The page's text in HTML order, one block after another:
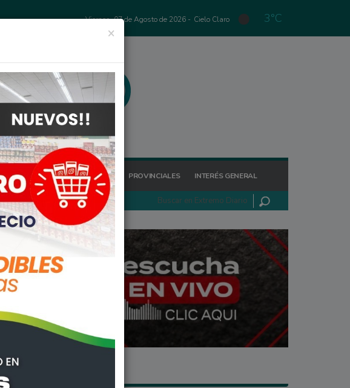
Viernes, 07 de Agosto de 2026 - Cielo Claro 3°C
POLICIALES REGIONALES PROVINCIALES INTERÉS GENERAL
×